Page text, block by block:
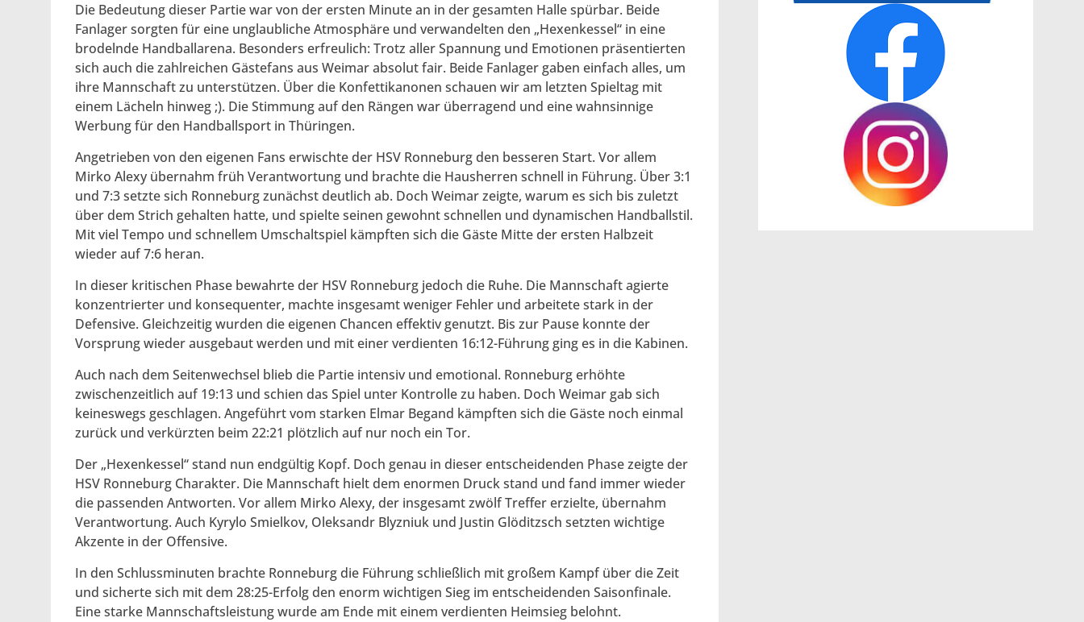
Die Bedeutung dieser Partie war von der ersten Minute an in der gesamten Halle spürbar. Beide
Fanlager sorgten für eine unglaubliche Atmosphäre und verwandelten den „Hexenkessel“ in eine
brodelnde Handballarena. Besonders erfreulich: Trotz aller Spannung und Emotionen präsentierten
sich auch die zahlreichen Gästefans aus Weimar absolut fair. Beide Fanlager gaben einfach alles, um
ihre Mannschaft zu unterstützen. Über die Konfettikanonen schauen wir am letzten Spieltag mit
einem Lächeln hinweg ;). Die Stimmung auf den Rängen war überragend und eine wahnsinnige
Werbung für den Handballsport in Thüringen.
Angetrieben von den eigenen Fans erwischte der HSV Ronneburg den besseren Start. Vor allem
Mirko Alexy übernahm früh Verantwortung und brachte die Hausherren schnell in Führung. Über 3:1
und 7:3 setzte sich Ronneburg zunächst deutlich ab. Doch Weimar zeigte, warum es sich bis zuletzt
über dem Strich gehalten hatte, und spielte seinen gewohnt schnellen und dynamischen Handballstil.
Mit viel Tempo und schnellem Umschaltspiel kämpften sich die Gäste Mitte der ersten Halbzeit
wieder auf 7:6 heran.
In dieser kritischen Phase bewahrte der HSV Ronneburg jedoch die Ruhe. Die Mannschaft agierte
konzentrierter und konsequenter, machte insgesamt weniger Fehler und arbeitete stark in der
Defensive. Gleichzeitig wurden die eigenen Chancen effektiv genutzt. Bis zur Pause konnte der
Vorsprung wieder ausgebaut werden und mit einer verdienten 16:12-Führung ging es in die Kabinen.
Auch nach dem Seitenwechsel blieb die Partie intensiv und emotional. Ronneburg erhöhte
zwischenzeitlich auf 19:13 und schien das Spiel unter Kontrolle zu haben. Doch Weimar gab sich
keineswegs geschlagen. Angeführt vom starken Elmar Begand kämpften sich die Gäste noch einmal
zurück und verkürzten beim 22:21 plötzlich auf nur noch ein Tor.
Der „Hexenkessel“ stand nun endgültig Kopf. Doch genau in dieser entscheidenden Phase zeigte der
HSV Ronneburg Charakter. Die Mannschaft hielt dem enormen Druck stand und fand immer wieder
die passenden Antworten. Vor allem Mirko Alexy, der insgesamt zwölf Treffer erzielte, übernahm
Verantwortung. Auch Kyrylo Smielkov, Oleksandr Blyzniuk und Justin Glöditzsch setzten wichtige
Akzente in der Offensive.
In den Schlussminuten brachte Ronneburg die Führung schließlich mit großem Kampf über die Zeit
und sicherte sich mit dem 28:25-Erfolg den enorm wichtigen Sieg im entscheidenden Saisonfinale.
Eine starke Mannschaftsleistung wurde am Ende mit einem verdienten Heimsieg belohnt.